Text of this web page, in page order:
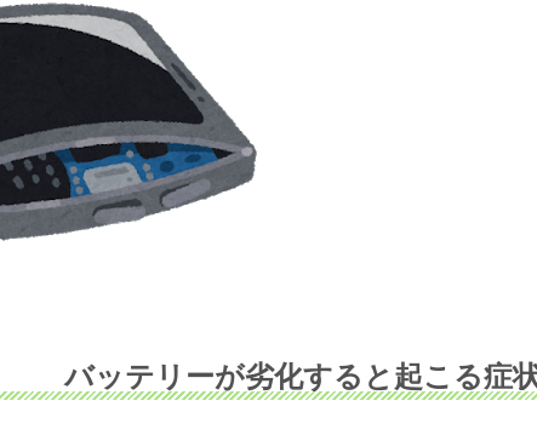
バッテリーが劣化すると起こる症